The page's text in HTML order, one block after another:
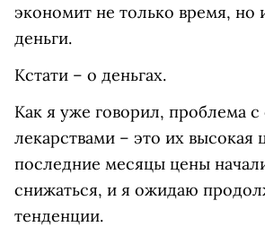
экономит не только время, но
деньги.
Кстати – о деньгах.
Как я уже говорил, проблема
лекарствами – это их высокая
последние месяцы цены
снижаться, и я ожидаю
тенденции.